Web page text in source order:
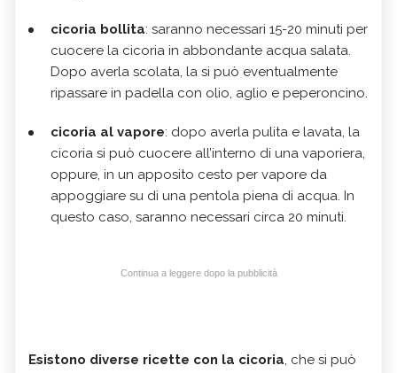
cicoria bollita: saranno necessari 15-20 minuti per
cuocere la cicoria in abbondante acqua salata.
Dopo averla scolata, la si può eventualmente
ripassare in padella con olio, aglio e peperoncino.
cicoria al vapore: dopo averla pulita e lavata, la
cicoria si può cuocere all’interno di una vaporiera,
oppure, in un apposito cesto per vapore da
appoggiare su di una pentola piena di acqua. In
questo caso, saranno necessari circa 20 minuti.
Continua a leggere dopo la pubblicità
Esistono diverse ricette con la cicoria, che si può